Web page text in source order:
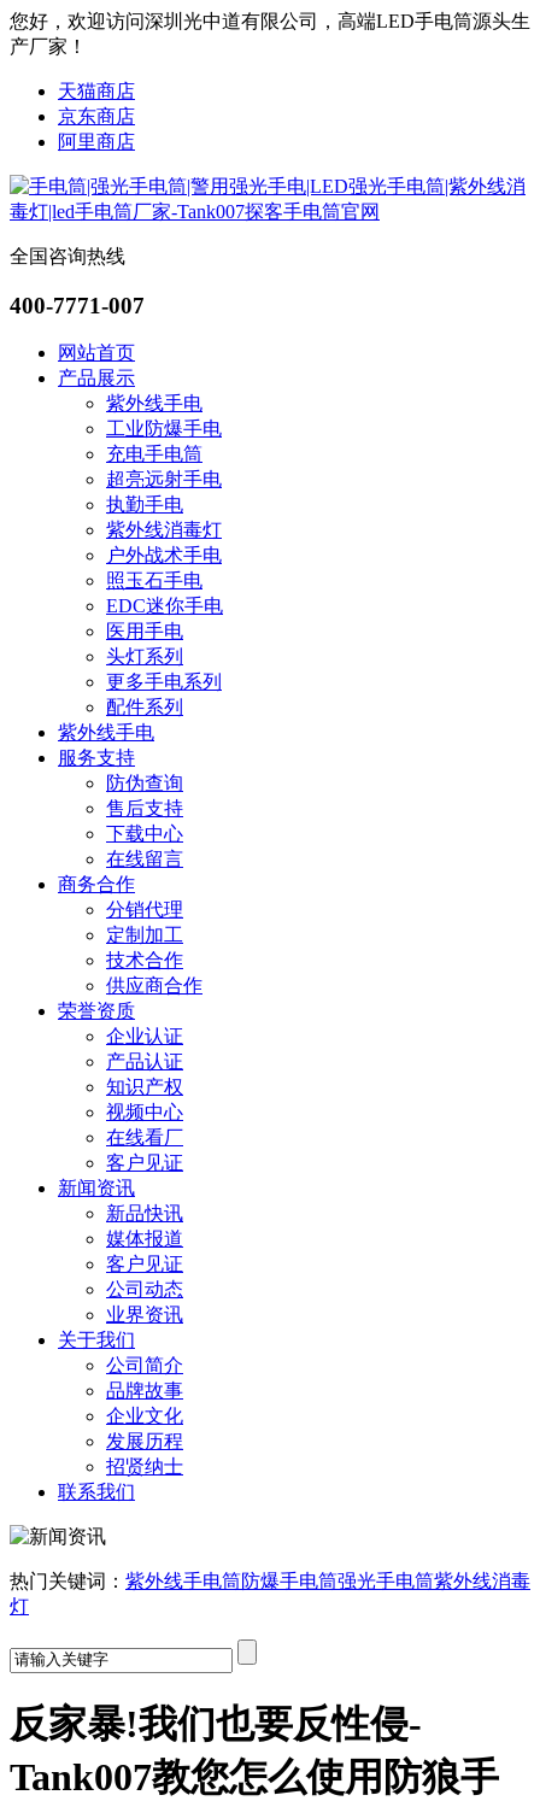
您好，欢迎访问深圳光中道有限公司，高端LED手电筒源头生
产厂家！
天猫商店
京东商店
阿里商店
全国咨询热线
400-7771-007
网站首页
产品展示
紫外线手电
工业防爆手电
充电手电筒
超亮远射手电
执勤手电
紫外线消毒灯
户外战术手电
照玉石手电
EDC迷你手电
医用手电
头灯系列
更多手电系列
配件系列
紫外线手电
服务支持
防伪查询
售后支持
下载中心
在线留言
商务合作
分销代理
定制加工
技术合作
供应商合作
荣誉资质
企业认证
产品认证
知识产权
视频中心
在线看厂
客户见证
新闻资讯
新品快讯
媒体报道
客户见证
公司动态
业界资讯
关于我们
公司简介
品牌故事
企业文化
发展历程
招贤纳士
联系我们
热门关键词： 紫外线手电筒防爆手电筒强光手电筒紫外线消毒
灯
反家暴!我们也要反性侵-
Tank007教您怎么使用防狼手